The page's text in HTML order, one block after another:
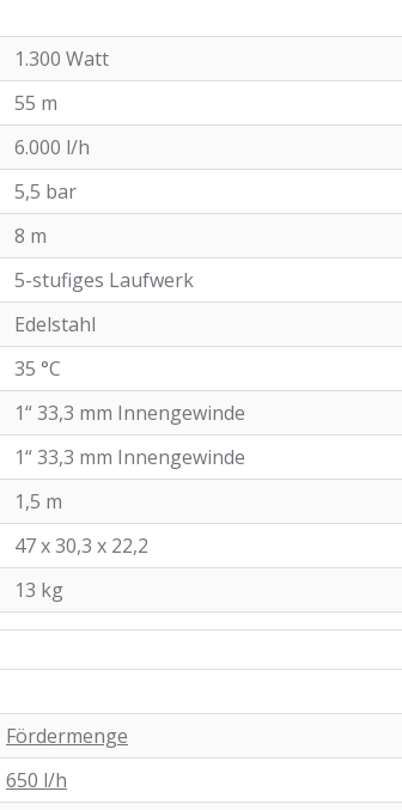
1.300 Watt
55 m
6.000 l/h
5,5 bar
8 m
5-stufiges Laufwerk
Edelstahl
35 °C
1“ 33,3 mm Innengewinde
1“ 33,3 mm Innengewinde
1,5 m
47 x 30,3 x 22,2
13 kg
Fördermenge
650 l/h